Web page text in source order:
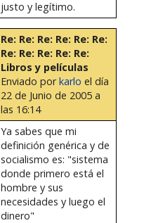
justo y legítimo.
Re: Re: Re: Re: Re: Re:
Re: Re: Re: Re: Re:
Libros y películas
Enviado porkarlo el día
22 de Junio de 2005 a
las 16:14
Ya sabes que mi
definición genérica y de
socialismo es: "sistema
donde primero está el
hombre y sus
necesidades y luego el
dinero"